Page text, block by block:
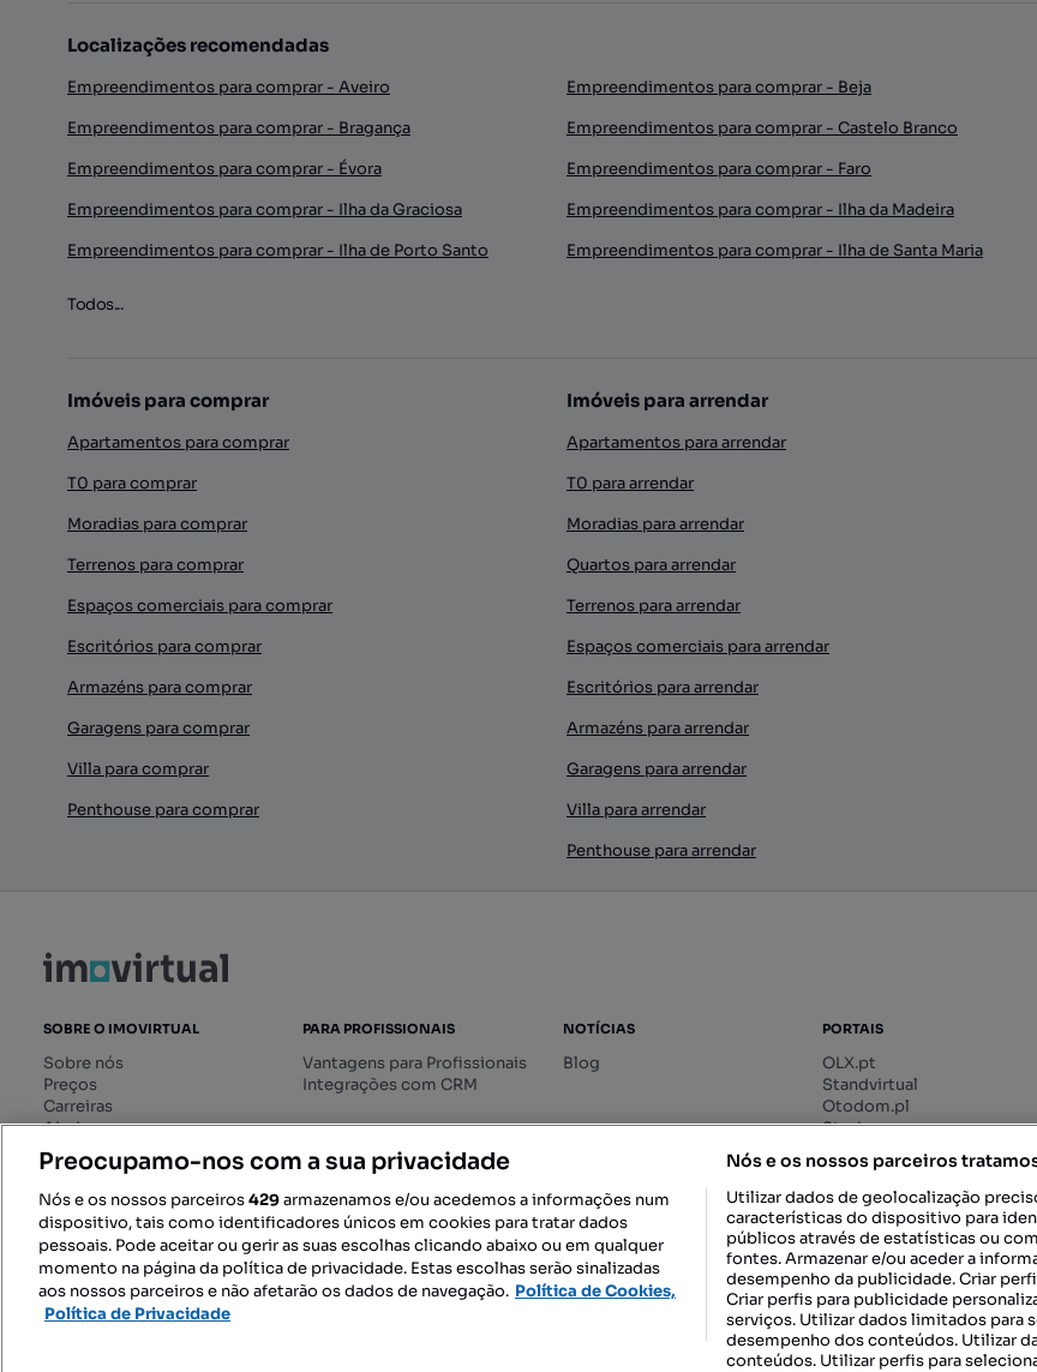
Localizações recomendadas
Empreendimentos para comprar - Aveiro Empreendimentos para comprar - Beja
Empreendimentos para comprar - Bragança
Empreendimentos para comprar - Castelo Branco
Empreendimentos para comprar - Évora
Empreendimentos para comprar - Faro
Empreendimentos para comprar - Ilha da Graciosa
Empreendimentos para comprar - Ilha da Madeira
Empreendimentos para comprar - Ilha de Porto Santo
Empreendimentos para comprar - Ilha de Santa Maria
Todos...
Imóveis para comprar
Apartamentos para comprar
T0 para comprar
Moradias para comprar
Terrenos para comprar
Espaços comerciais para comprar
Escritórios para comprar
Armazéns para comprar
Garagens para comprar
Villa para comprar
Penthouse para comprar
Imóveis para arrendar
Apartamentos para arrendar
T0 para arrendar
Moradias para arrendar
Quartos para arrendar
Terrenos para arrendar
Espaços comerciais para arrendar
Escritórios para arrendar
Armazéns para arrendar
Garagens para arrendar
Villa para arrendar
Penthouse para arrendar
SOBRE O IMOVIRTUAL
Sobre nós
Preços
Carreiras
Ajuda
Livro de Reclamações online
Regulamento dos Serviços
Digitais
PARA PROFISSIONAIS
Vantagens para Profissionais
Integrações com CRM
NOTÍCIAS
Blog
PORTAIS
OLX.pt
Standvirtual
Otodom.pl
Storia.ro
SIGA-NOS: DESCARREGAR NA:
Preocupamo-nos com a sua privacidade
Nós e os nossos parceiros429armazenamos e/ou acedemos a informações num
dispositivo, tais como identificadores únicos em cookies para tratar dados
pessoais. Pode aceitar ou gerir as suas escolhas clicando abaixo ou em qualquer
momento na página da política de privacidade. Estas escolhas serão sinalizadas
aos nossos parceiros e não afetarão os dados de navegação. Política de Cookies,
Política de Privacidade
Nós e os nossos parceiros
Utilizar dados de geolocalização
características do dispositivo para
públicos através de estatísticas ou
fontes. Armazenar e/ou aceder a
desempenho da publicidade. Criar
Criar perfis para publicidade
serviços. Utilizar dados limitados para
desempenho dos conteúdos. Utilizar
conteúdos. Utilizar perfis para